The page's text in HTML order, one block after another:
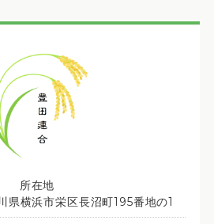
所在地
横浜市栄区長沼町195番地の1